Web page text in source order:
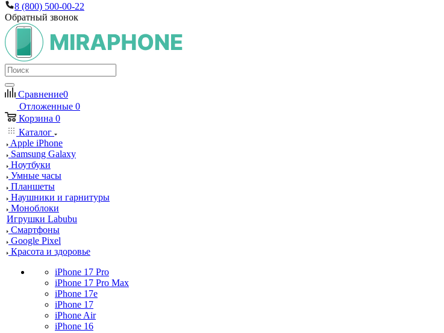
8 (800) 500-00-22
Обратный звонок
Сравнение0
Отложенные 0
Корзина 0
Каталог
Apple iPhone
Samsung Galaxy
Ноутбуки
Умные часы
Планшеты
Наушники и гарнитуры
Моноблоки
Игрушки Labubu
Смартфоны
Google Pixel
Красота и здоровье
iPhone 17 Pro
iPhone 17 Pro Max
iPhone 17e
iPhone 17
iPhone Air
iPhone 16